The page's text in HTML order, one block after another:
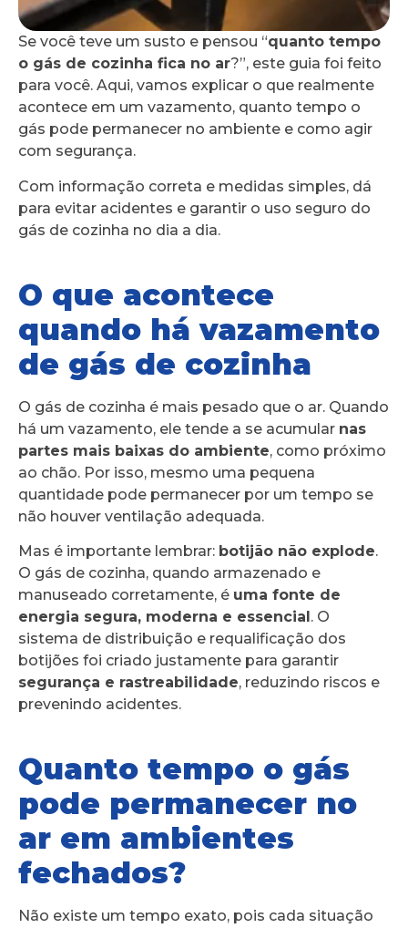
Se você teve um susto e pensou “quanto tempo
o gás de cozinha fica no ar?”, este guia foi feito
para você. Aqui, vamos explicar o que realmente
acontece em um vazamento, quanto tempo o
gás pode permanecer no ambiente e como agir
com segurança.
Com informação correta e medidas simples, dá
para evitar acidentes e garantir o uso seguro do
gás de cozinha no dia a dia.
O que acontece
quando há vazamento
de gás de cozinha
O gás de cozinha é mais pesado que o ar. Quando
há um vazamento, ele tende a se acumular nas
partes mais baixas do ambiente, como próximo
ao chão. Por isso, mesmo uma pequena
quantidade pode permanecer por um tempo se
não houver ventilação adequada.
Mas é importante lembrar: botijão não explode.
O gás de cozinha, quando armazenado e
manuseado corretamente, é uma fonte de
energia segura, moderna e essencial. O
sistema de distribuição e requalificação dos
botijões foi criado justamente para garantir
segurança e rastreabilidade, reduzindo riscos e
prevenindo acidentes.
Quanto tempo o gás
pode permanecer no
ar em ambientes
fechados?
Não existe um tempo exato, pois cada situação